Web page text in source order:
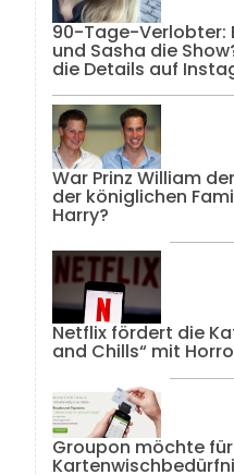
90-Tage-Verlobter:
und Sasha die
die Details auf
War Prinz William
der königlichen
Harry?
Netflix fördert die
and Chills“ mit
Groupon möchte